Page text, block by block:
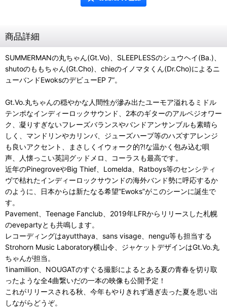
商品詳細
SUMMERMANの丸ちゃん(Gt.Vo)、SLEEPLESSのシュウヘイ(Ba.)、
shutoのももちゃん(Gt.Cho)、chieのイノマタくん(Dr.Cho)によるニ
ューバンドEwoksのデビューEP 7”。
Gt.Vo.丸ちゃんの穏やかな人間性が滲み出たユーモア溢れるミドル
テンポなインディーロックサウンド、2本のギターのアルペジオワー
ク、凝りすぎないフレーズバランスやバンドアンサンブルも素晴ら
しく、マンドリンやカリンバ、ジューズハープ等のハズすアレンジ
も良いアクセント、まさしくイウォーク的?!な温かく包み込む唄
声、人懐っこい英詞グッドメロ、コーラスも最高です。
近年のPinegroveやBig Thief、Lomelda、Ratboys等のセンシティ
ヴで枯れたインディーロックサウンドの海外バンド勢に呼応するか
のように、日本からは新たなる希望”Ewoks”がこのシーンに誕生で
す。
Pavement、Teenage Fanclub、2019年LFRからリリースした札幌
のevepartyとも共鳴します。
レコーディングはayutthaya、sans visage、nengu等も担当する
Strohorn Music Laboratory横山令、ジャケットデザインはGt.Vo.丸
ちゃんが担当。
1inamillion、NOUGATのすぐる撮影によるとある夏の青春を切り取
ったような全4曲繋いだの一本の映像も公開予定！
これがリリースされる秋、今年もやりきれず過ぎ去った夏を思い出
しながらどうぞ。